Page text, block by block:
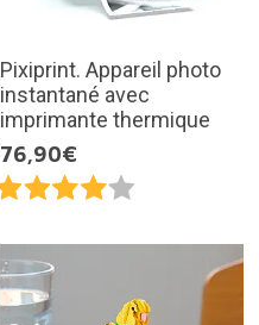
Pixiprint. Appareil photo
instantané avec
imprimante thermique
76,90€